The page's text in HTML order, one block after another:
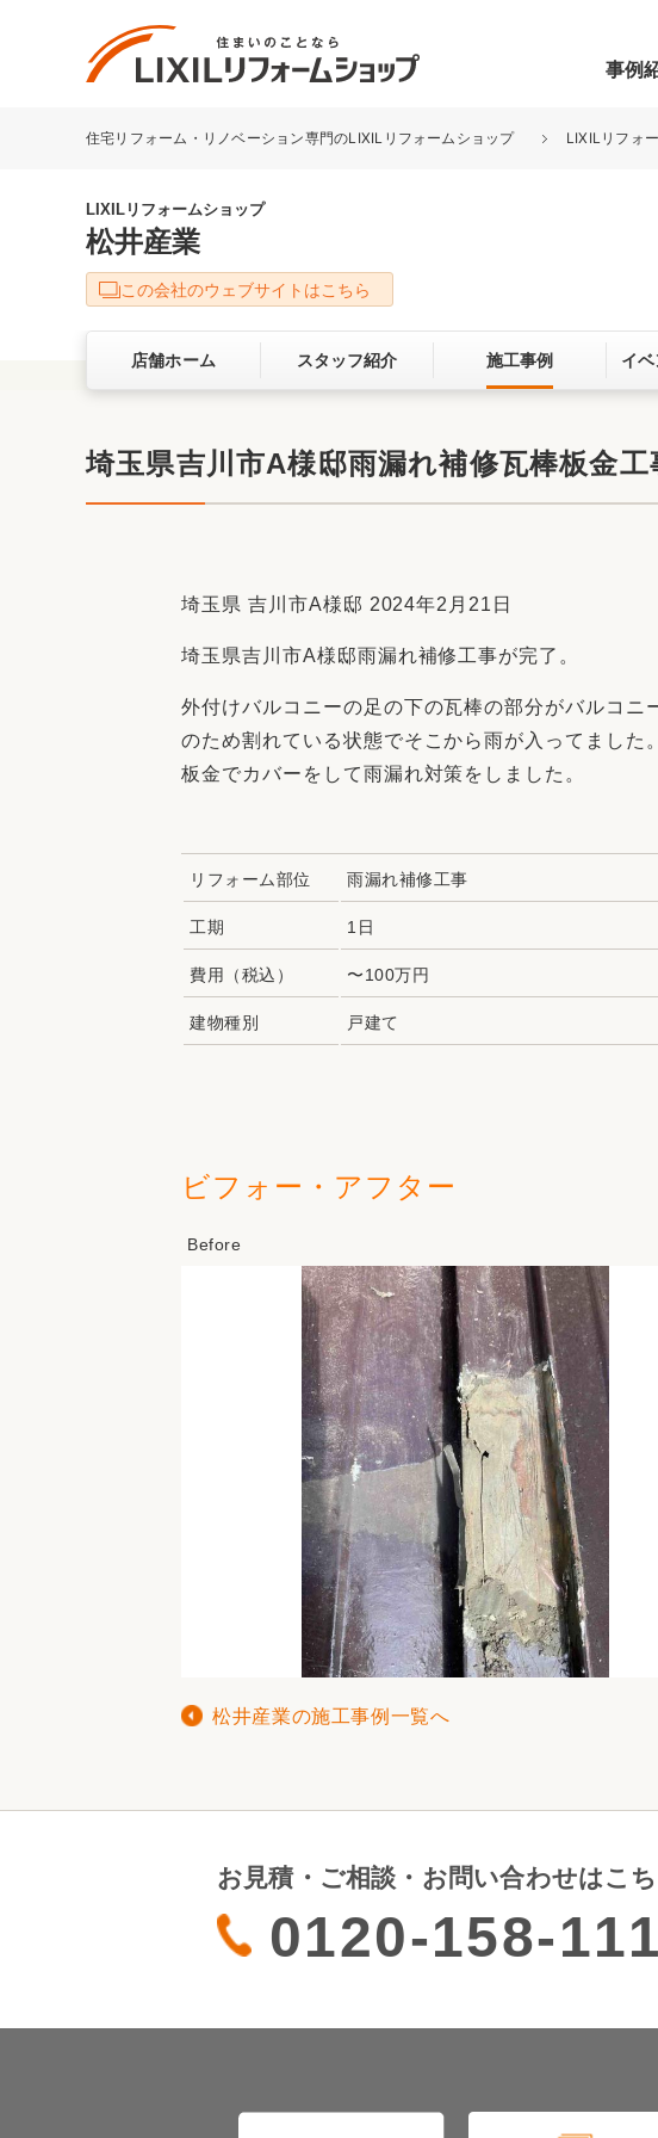
事例
リフォーム事例を探す
キッチン
洗面化粧室 トイレ
ベランダ・バルコニー ガーデンスペース
お客さまの声 3Dシミュ
LIXILリフォームショップについて
サービス向上・品質改善の取り組み お客さ
リフォ
住宅リフォーム・リノベーション専門のLIXILリフォームショップ LIXILリフォ
LIXILリフォームショップ
松井産業
この会社のウェブサイトはこちら
店舗ホーム スタッフ紹介 施工事例 イベ
埼玉県吉川市A様邸雨漏れ補修瓦棒板金工
埼玉県 吉川市A様邸 2024年2月21日
埼玉県吉川市A様邸雨漏れ補修工事が完了。
外付けバルコニーの足の下の瓦棒の部分がバルコニ
のため割れている状態でそこから雨が入ってました
板金でカバーをして雨漏れ対策をしました。
リフォーム部位 雨漏れ補修工事
工期 1日
費用（税込） 〜100万円
建物種別 戸建て
ビフォー・アフター
松井産業の施工事例一覧へ
お見積・ご相談・お問い合わせはこ
0120-158-111